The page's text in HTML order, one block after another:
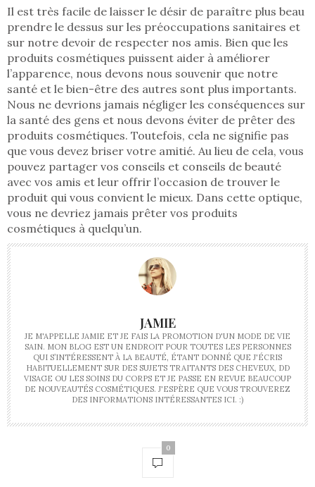
Il est très facile de laisser le désir de paraître plus beau
prendre le dessus sur les préoccupations sanitaires et
sur notre devoir de respecter nos amis. Bien que les
produits cosmétiques puissent aider à améliorer
l’apparence, nous devons nous souvenir que notre
santé et le bien-être des autres sont plus importants.
Nous ne devrions jamais négliger les conséquences sur
la santé des gens et nous devons éviter de prêter des
produits cosmétiques. Toutefois, cela ne signifie pas
que vous devez briser votre amitié. Au lieu de cela, vous
pouvez partager vos conseils et conseils de beauté
avec vos amis et leur offrir l’occasion de trouver le
produit qui vous convient le mieux. Dans cette optique,
vous ne devriez jamais prêter vos produits
cosmétiques à quelqu’un.
JAMIE
JE M'APPELLE JAMIE ET JE FAIS LA PROMOTION D'UN MODE DE VIE
SAIN. MON BLOG EST UN ENDROIT POUR TOUTES LES PERSONNES
QUI S’INTÉRESSENT À LA BEAUTÉ, ÉTANT DONNÉ QUE J'ÉCRIS
HABITUELLEMENT SUR DES SUJETS TRAITANTS DES CHEVEUX, DD
VISAGE OU LES SOINS DU CORPS ET JE PASSE EN REVUE BEAUCOUP
DE NOUVEAUTÉS COSMÉTIQUES. J'ESPÈRE QUE VOUS TROUVEREZ
DES INFORMATIONS INTÉRESSANTES ICI. :)
0